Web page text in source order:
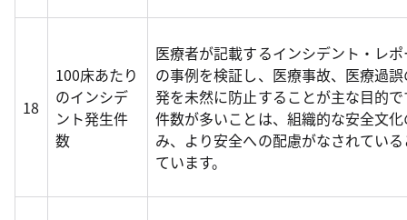
18
100床あたり
のインシデ
ント発生件
数
医療者が記載するインシデント・レ
の事例を検証し、医療事故、医療過
発を未然に防止することが主な目的
件数が多いことは、組織的な安全文
み、より安全への配慮がなされてい
ています。